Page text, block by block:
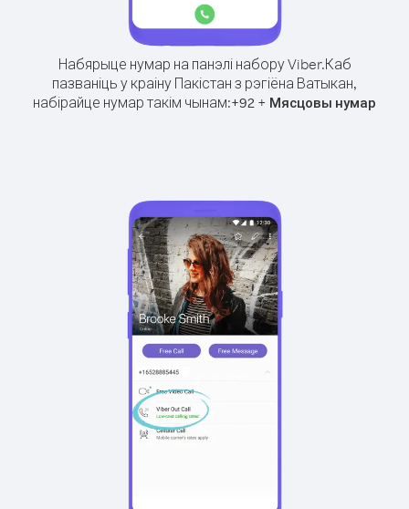
Набярыце нумар на панэлі набору Viber.Каб
пазваніць у краіну Пакістан з рэгіёна Ватыкан,
набірайце нумар такім чынам:+92 + Мясцовы нумар